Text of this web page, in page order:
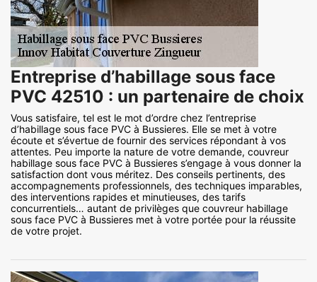
Entreprise d’habillage sous face
PVC 42510 : un partenaire de choix
Vous satisfaire, tel est le mot d’ordre chez l’entreprise
d’habillage sous face PVC à Bussieres. Elle se met à votre
écoute et s’évertue de fournir des services répondant à vos
attentes. Peu importe la nature de votre demande, couvreur
habillage sous face PVC à Bussieres s’engage à vous donner la
satisfaction dont vous méritez. Des conseils pertinents, des
accompagnements professionnels, des techniques imparables,
des interventions rapides et minutieuses, des tarifs
concurrentiels… autant de privilèges que couvreur habillage
sous face PVC à Bussieres met à votre portée pour la réussite
de votre projet.